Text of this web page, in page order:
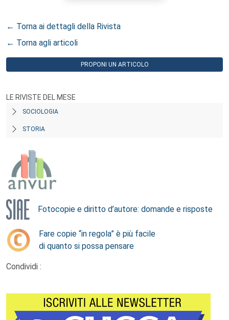
← Torna ai dettagli della Rivista
← Torna agli articoli
PROPONI UN ARTICOLO
LE RIVISTE DEL MESE
SOCIOLOGIA
STORIA
Fotocopie e diritto d’autore: domande e risposte
Fare copie “in regola” è più facile
di quanto si possa pensare
Condividi :